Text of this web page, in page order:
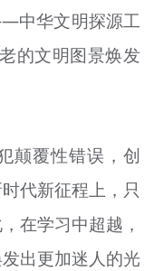
中华文明探源工
的文明图景焕发
颠覆性错误，创
代新征程上，只
在学习中超越，
出更加迷人的光